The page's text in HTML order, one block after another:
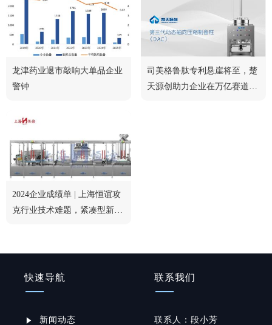
龙津药业退市敲响大单品企业
警钟
司美格鲁肽专利悬崖将至，楚
天源创助力企业在万亿赛道中
2024企业成绩单 | 上海恒谊攻
克行业技术难题，紧凑型新品
快速导航
新闻动态
联系我们
联系 人： 段小芳